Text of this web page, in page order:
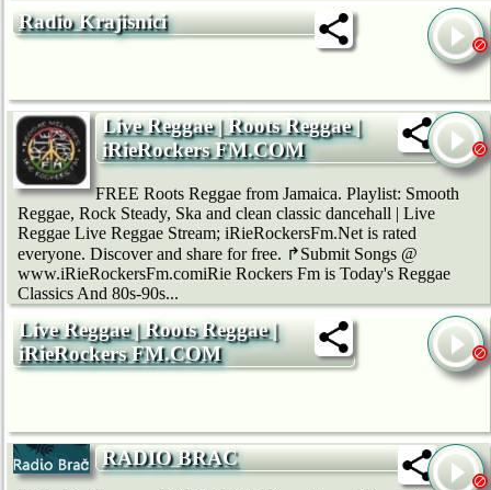
Radio Krajisnici
Live Reggae | Roots Reggae |
iRieRockers FM.COM
FREE Roots Reggae from Jamaica. Playlist: Smooth
Reggae, Rock Steady, Ska and clean classic dancehall | Live
Reggae Live Reggae Stream; iRieRockersFm.Net is rated
everyone. Discover and share for free. ↱Submit Songs @
www.iRieRockersFm.comiRie Rockers Fm is Today's Reggae
Classics And 80s-90s...
Live Reggae | Roots Reggae |
iRieRockers FM.COM
RADIO BRAC